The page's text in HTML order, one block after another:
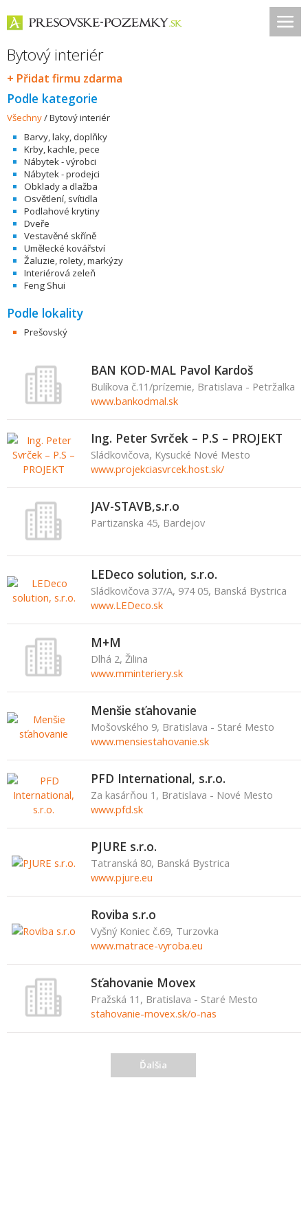
Bytový interiér
+ Přidat firmu zdarma
Podle kategorie
Všechny/Bytový interiér
Barvy, laky, doplňky
Krby, kachle, pece
Nábytek - výrobci
Nábytek - prodejci
Obklady a dlažba
Osvětlení, svítidla
Podlahové krytiny
Dveře
Vestavěné skříně
Umělecké kovářství
Žaluzie, rolety, markýzy
Interiérová zeleň
Feng Shui
Podle lokality
Prešovský
BAN KOD-MAL Pavol Kardoš
Bulíkova č.11/prízemie, Bratislava - Petržalka
www.bankodmal.sk
Ing. Peter Svrček – P.S – PROJEKT
Sládkovičova, Kysucké Nové Mesto
www.projekciasvrcek.host.sk/
JAV-STAVB,s.r.o
Partizanska 45, Bardejov
LEDeco solution, s.r.o.
Sládkovičova 37/A, 974 05, Banská Bystrica
www.LEDeco.sk
M+M
Dlhá 2, Žilina
www.mminteriery.sk
Menšie sťahovanie
Mošovského 9, Bratislava - Staré Mesto
www.mensiestahovanie.sk
PFD International, s.r.o.
Za kasárňou 1, Bratislava - Nové Mesto
www.pfd.sk
PJURE s.r.o.
Tatranská 80, Banská Bystrica
www.pjure.eu
Roviba s.r.o
Vyšný Koniec č.69, Turzovka
www.matrace-vyroba.eu
Sťahovanie Movex
Pražská 11, Bratislava - Staré Mesto
stahovanie-movex.sk/o-nas
Ďalšia